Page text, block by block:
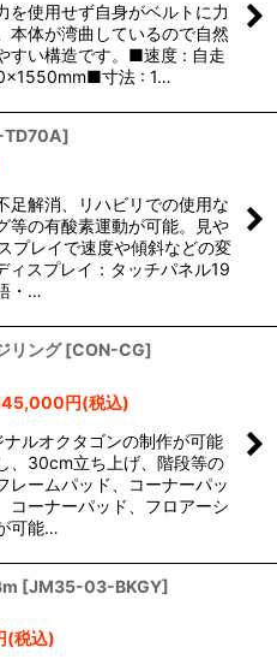
を使用せず自身がベルトに力
本体が湾曲しているので自然
すい構造です。■速度 : 自走
寸法 : 1…
TD70A]
足解消、リハビリでの使用な
等の有酸素運動が可能。見や
プレイで速度や傾斜などの変
スプレイ：タッチパネル19
・…
リング [CON-CG]
円(税込)
ルオクタゴンの制作が可能
、30cm立ち上げ、階段等の
レームパッド、コーナーパッ
コーナーパッド、フロアーシ
可能…
[JM35-03-BKGY]
(税込)